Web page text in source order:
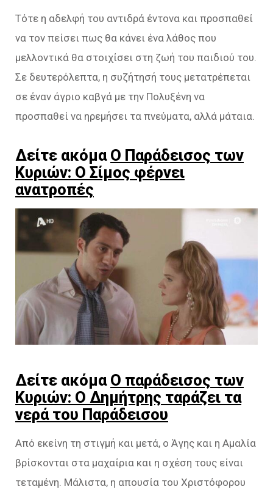
Τότε η αδελφή του αντιδρά έντονα και προσπαθεί
να τον πείσει πως θα κάνει ένα λάθος που
μελλοντικά θα στοιχίσει στη ζωή του παιδιού του.
Σε δευτερόλεπτα, η συζήτησή τους μετατρέπεται
σε έναν άγριο καβγά με την Πολυξένη να
προσπαθεί να ηρεμήσει τα πνεύματα, αλλά μάταια.
Δείτε ακόμα Ο Παράδεισος των
Κυριών: Ο Σίμος φέρνει
ανατροπές
Δείτε ακόμα Ο παράδεισος των
Κυριών: Ο Δημήτρης ταράζει τα
νερά του Παράδεισου
Από εκείνη τη στιγμή και μετά, ο Άγης και η Αμαλία
βρίσκονται στα μαχαίρια και η σχέση τους είναι
τεταμένη. Μάλιστα, η απουσία του Χριστόφορου